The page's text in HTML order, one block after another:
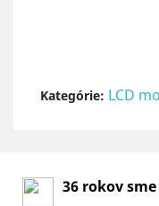
Kategórie: LCD
36 rokov